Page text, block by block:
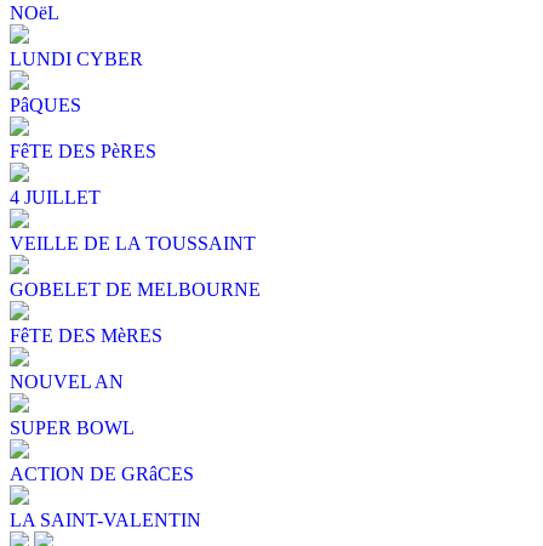
NOëL
LUNDI CYBER
PâQUES
FêTE DES PèRES
4 JUILLET
VEILLE DE LA TOUSSAINT
GOBELET DE MELBOURNE
FêTE DES MèRES
NOUVEL AN
SUPER BOWL
ACTION DE GRâCES
LA SAINT-VALENTIN